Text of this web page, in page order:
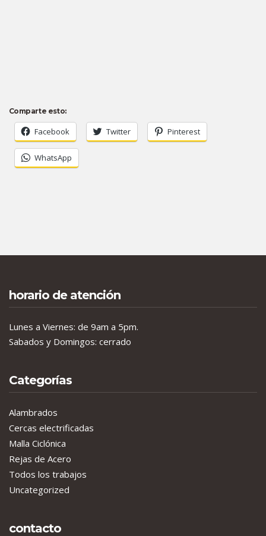
Comparte esto:
Facebook Twitter Pinterest
WhatsApp
horario de atención
Lunes a Viernes: de 9am a 5pm.
Sabados y Domingos: cerrado
Categorías
Alambrados
Cercas electrificadas
Malla Ciclónica
Rejas de Acero
Todos los trabajos
Uncategorized
contacto